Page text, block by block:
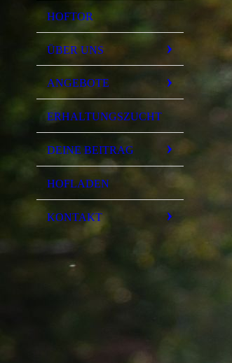
HOFTOR
ÜBER UNS
ANGEBOTE
ERHALTUNGSZUCHT
DEINE BEITRAG
HOFLADEN
KONTAKT